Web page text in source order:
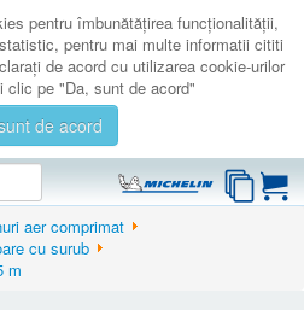
pentru îmbunătăţirea funcţionalităţii,
pentru mai multe informatii cititi
de acord cu utilizarea cookie-urilor
clic pe "Da, sunt de acord"
de acord
aer comprimat
cu surub
m